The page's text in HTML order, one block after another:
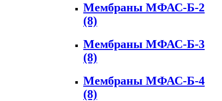
Мембраны МФАС-Б-2
(8)
Мембраны МФАС-Б-3
(8)
Мембраны МФАС-Б-4
(8)